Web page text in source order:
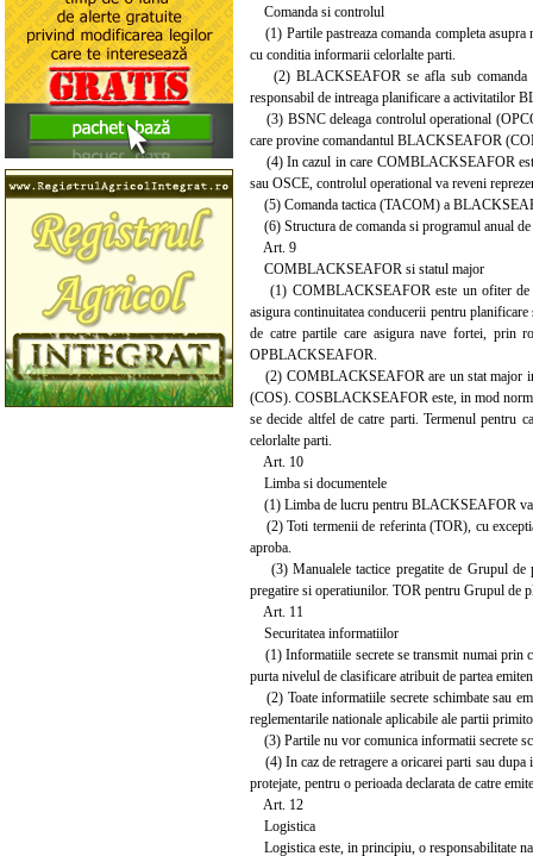
Comanda si controlul
(1) Partile pastreaza comanda completa
cu conditia informarii celorlalte parti.
(2) BLACKSEAFOR se afla sub comanda
responsabil de intreaga planificare a activitatilor
(3) BSNC deleaga controlul operational
care provine comandantul BLACKSEAFOR
(4) In cazul in care COMBLACKSEAFOR este
sau OSCE, controlul operational va reveni
(5) Comanda tactica (TACOM) a
(6) Structura de comanda si programul anual
Art. 9
COMBLACKSEAFOR si statul major
(1) COMBLACKSEAFOR este un ofiter de
asigura continuitatea conducerii pentru
de catre partile care asigura nave fortei, prin
OPBLACKSEAFOR.
(2) COMBLACKSEAFOR are un stat major
(COS). COSBLACKSEAFOR este, in mod
se decide altfel de catre parti. Termenul pentru
celorlalte parti.
Art. 10
Limba si documentele
(1) Limba de lucru pentru BLACKSEAFOR va
(2) Toti termenii de referinta (TOR), cu
aproba.
(3) Manualele tactice pregatite de Grupul de
pregatire si operatiunilor. TOR pentru Grupul de
Art. 11
Securitatea informatiilor
(1) Informatiile secrete se transmit numai prin
purta nivelul de clasificare atribuit de partea
(2) Toate informatiile secrete schimbate sau
reglementarile nationale aplicabile ale partii
(3) Partile nu vor comunica informatii secrete
(4) In caz de retragere a oricarei parti sau dupa
protejate, pentru o perioada declarata de catre
Art. 12
Logistica
Logistica este, in principiu, o responsabilitate